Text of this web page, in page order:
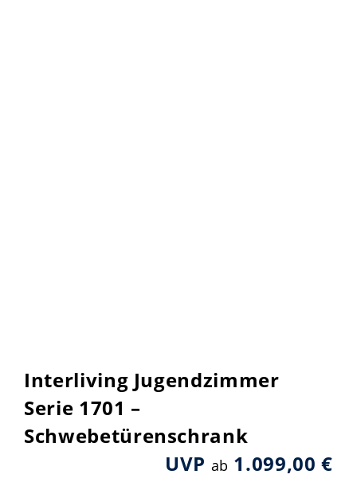
Interliving Jugendzimmer
Serie 1701 –
Schwebetürenschrank
UVP ab 1.099,00 €